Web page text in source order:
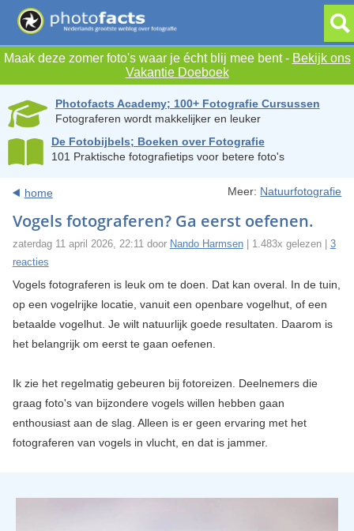
Maak deze zomer foto's waar je écht blij mee bent - Bekijk ons
Vakantie Doeboek
Photofacts Academy; 100+ Fotografie Cursussen
Fotograferen wordt makkelijker en leuker
De Fotobijbels; Boeken over Fotografie
101 Praktische fotografietips voor betere foto's
home Meer: Natuurfotografie
Vogels fotograferen? Ga eerst oefenen.
zaterdag 11 april 2026, 22:11 door Nando Harmsen| 1.483x gelezen | 3
reacties
Vogels fotograferen is leuk om te doen. Dat kan overal. In de tuin,
op een vogelrijke locatie, vanuit een openbare vogelhut, of een
betaalde vogelhut. Je wilt natuurlijk goede resultaten. Daarom is
het belangrijk om eerst te gaan oefenen.
Ik zie het regelmatig gebeuren bij fotoreizen. Deelnemers die
graag foto's van bijzondere vogels willen hebben gaan
enthousiast aan de slag. Alleen is er geen ervaring met het
fotograferen van vogels in vlucht, en dat is jammer.